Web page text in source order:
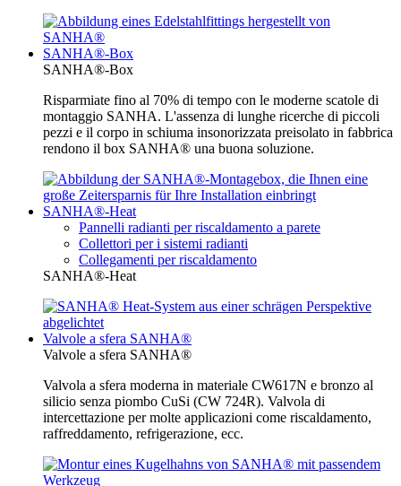
SANHA®-Box
SANHA®-Box
Risparmiate fino al 70% di tempo con le moderne scatole di
montaggio SANHA. L'assenza di lunghe ricerche di piccoli
pezzi e il corpo in schiuma insonorizzata preisolato in fabbrica
rendono il box SANHA® una buona soluzione.
SANHA®-Heat
Pannelli radianti per riscaldamento a parete
Collettori per i sistemi radianti
Collegamenti per riscaldamento
SANHA®-Heat
Valvole a sfera SANHA®
Valvole a sfera SANHA®
Valvola a sfera moderna in materiale CW617N e bronzo al
silicio senza piombo CuSi (CW 724R). Valvola di
intercettazione per molte applicazioni come riscaldamento,
raffreddamento, refrigerazione, ecc.